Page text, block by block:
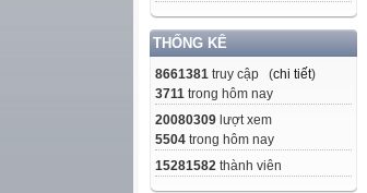
THỐNG KÊ
8661381 truy cập (chi tiết)
3711 trong hôm nay
20080309 lượt xem
5504 trong hôm nay
15281582 thành viên